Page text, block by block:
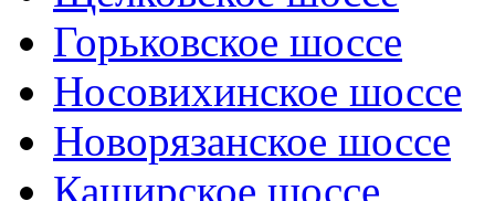
Горьковское шоссе
Носовихинское шоссе
Новорязанское шоссе
Каширское шоссе